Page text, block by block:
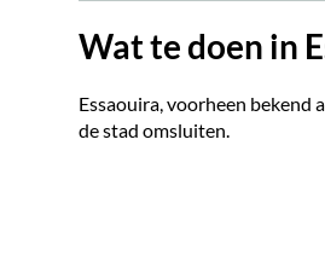
Wat te doen in
Essaouira, voorheen bekend
de stad omsluiten.